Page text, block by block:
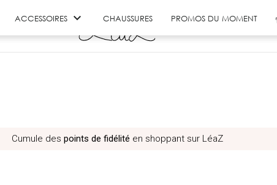
ACCESSOIRES  CHAUSSURES PROMOS DU MOMENT
Plus que 79€ pour profiter de la livraison OFFERTE!